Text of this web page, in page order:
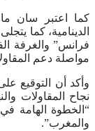
كما اعتبر سان
الدينامية، كما
فرانس” والغرفة
مواصلة دعم
وأكد أن التوقيع
نجاح المقاولات
“الخطوة الهامة في
والمغرب”.